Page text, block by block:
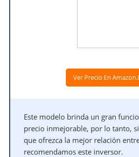
Ver Precio En
Este modelo brinda un gran
precio inmejorable, por lo tanto,
que ofrezca la mejor relación
recomendamos este inversor.